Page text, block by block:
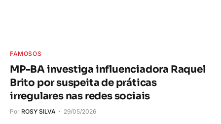
FAMOSOS
MP-BA investiga influenciadora Raquel
Brito por suspeita de práticas
irregulares nas redes sociais
Por ROSY SILVA 29/05/2026